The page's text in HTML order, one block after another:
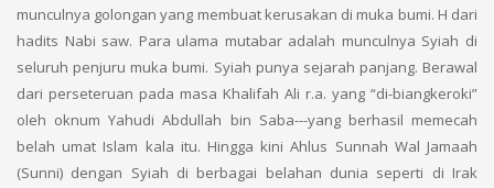
munculnya golongan yang membuat kerusakan di muka bumi. H dari
hadits Nabi saw. Para ulama mutabar adalah munculnya Syiah di
seluruh penjuru muka bumi. Syiah punya sejarah panjang. Berawal
dari perseteruan pada masa Khalifah Ali r.a. yang “di-biangkeroki”
oleh oknum Yahudi Abdullah bin Saba---yang berhasil memecah
belah umat Islam kala itu. Hingga kini Ahlus Sunnah Wal Jamaah
(Sunni) dengan Syiah di berbagai belahan dunia seperti di Irak